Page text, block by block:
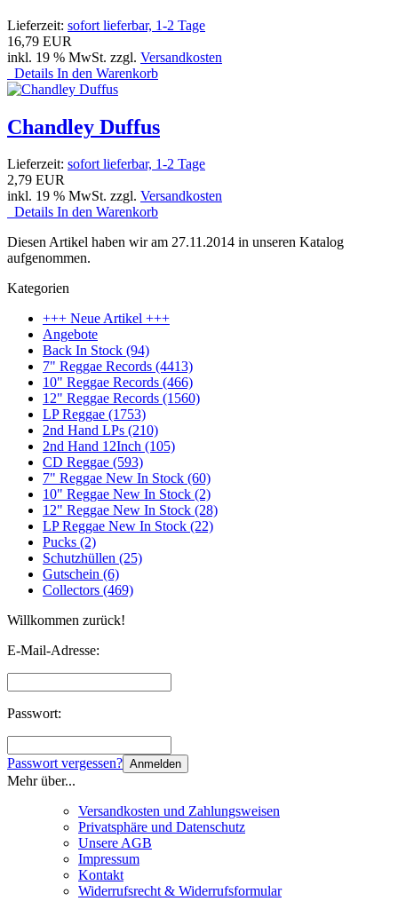
Lieferzeit: sofort lieferbar, 1-2 Tage
16,79 EUR
inkl. 19 % MwSt. zzgl. Versandkosten
Details In den Warenkorb
Chandley Duffus
Lieferzeit: sofort lieferbar, 1-2 Tage
2,79 EUR
inkl. 19 % MwSt. zzgl. Versandkosten
Details In den Warenkorb
Diesen Artikel haben wir am 27.11.2014 in unseren Katalog
aufgenommen.
Kategorien
+++ Neue Artikel +++
Angebote
Back In Stock (94)
7" Reggae Records (4413)
10" Reggae Records (466)
12" Reggae Records (1560)
LP Reggae (1753)
2nd Hand LPs (210)
2nd Hand 12Inch (105)
CD Reggae (593)
7" Reggae New In Stock (60)
10" Reggae New In Stock (2)
12" Reggae New In Stock (28)
LP Reggae New In Stock (22)
Pucks (2)
Schutzhüllen (25)
Gutschein (6)
Collectors (469)
Willkommen zurück!
E-Mail-Adresse:
Passwort:
Passwort vergessen? Anmelden
Mehr über...
Versandkosten und Zahlungsweisen
Privatsphäre und Datenschutz
Unsere AGB
Impressum
Kontakt
Widerrufsrecht & Widerrufsformular